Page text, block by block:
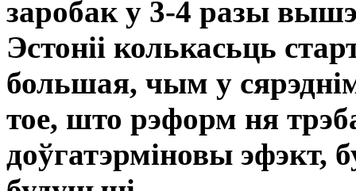
заробак у 3-4 разы
Эстоніі колькасьць
большая, чым у
тое, што рэформ ня
доўгатэрміновы эфэкт,